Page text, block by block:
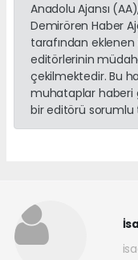
Anadolu Ajansı
Demirören Haber
tarafından
editörlerinin
çekilmektedir. Bu
muhataplar haberi
bir editörü sorumlu